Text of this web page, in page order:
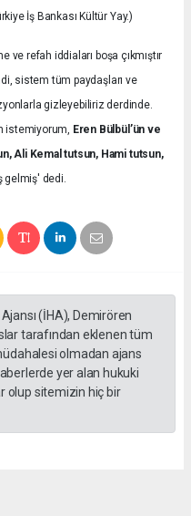
İş Bankası Kültür Yay.)
refah iddiaları boşa çıkmıştır
sistem tüm paydaşları ve
gizleyebiliriz derdinde.
istemiyorum, Eren Bülbül’ün ve
Ali Kemal tutsun, Hami tutsun,
gelmiş' dedi.
(İHA), Demirören
tarafından eklenen tüm
olmadan ajans
yer alan hukuki
olup sitemizin hiç bir